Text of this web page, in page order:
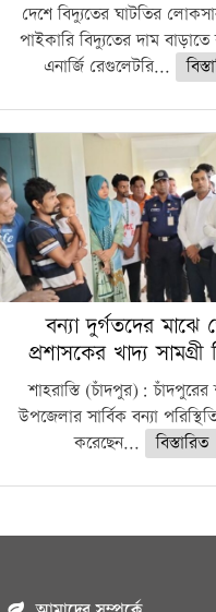
দেশে বিদ্যুতের ঘাটতির
পাইকারি বিদ্যুতের দাম বাড়াতে
এনার্জি রেগুলেটরি...
বন্যা দুর্গতদের মাঝে
প্রশাসকের খাদ্য
শাহরাস্তি (চাঁদপুর): চাঁদপুরের
উপজেলার সার্বিক বন্যা
করেছেন...
বিস্তারিত